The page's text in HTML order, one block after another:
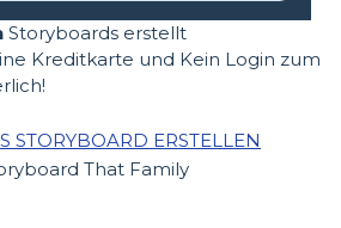
Storyboards erstellt
Kreditkarte und Kein Login zum
STORYBOARD ERSTELLEN